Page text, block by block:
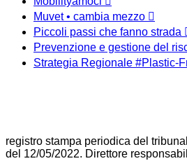
Muvet • cambia mezzo
Piccoli passi che fanno strada
Prevenzione e gestione del
Strategia Regionale #Plastic-
registro stampa periodica del
del 12/05/2022. Direttore